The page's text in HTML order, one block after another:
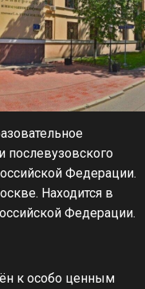
Федерации.
Находится в
Федерации.
к особо ценным